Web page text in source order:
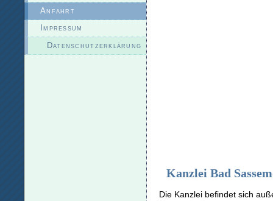
Anfahrt
Impressum
Datenschutzerklärung
Kanzlei Bad
Die Kanzlei befindet sich